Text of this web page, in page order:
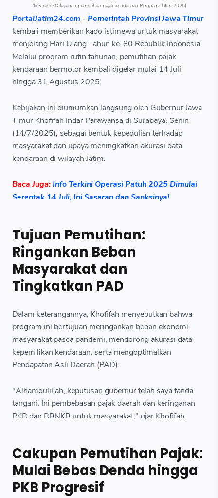
(Ilustrasi 3D layanan pemutihan pajak kendaraan Pemprov Jatim 2025)
PortalJatim24.com - Pemerintah Provinsi Jawa Timur
kembali memberikan kado istimewa untuk masyarakat
menjelang Hari Ulang Tahun ke-80 Republik Indonesia.
Melalui program rutin tahunan, pemutihan pajak
kendaraan bermotor kembali digelar mulai 14 Juli
hingga 31 Agustus 2025.
Kebijakan ini diumumkan langsung oleh Gubernur Jawa
Timur Khofifah Indar Parawansa di Surabaya, Senin
(14/7/2025), sebagai bentuk kepedulian terhadap
masyarakat dan upaya meningkatkan akurasi data
kendaraan di wilayah Jatim.
Baca Juga: Info Terkini Operasi Patuh 2025 Dimulai
Serentak 14 Juli, Ini Sasaran dan Sanksinya!
Tujuan Pemutihan:
Ringankan Beban
Masyarakat dan
Tingkatkan PAD
Dalam keterangannya, Khofifah menyebutkan bahwa
program ini bertujuan meringankan beban ekonomi
masyarakat pasca pandemi, mendorong akurasi data
kepemilikan kendaraan, serta mengoptimalkan
Pendapatan Asli Daerah (PAD).
"Alhamdulillah, keputusan gubernur telah saya tanda
tangani. Ini pembebasan pajak daerah dan keringanan
PKB dan BBNKB untuk masyarakat," ujar Khofifah.
Cakupan Pemutihan Pajak:
Mulai Bebas Denda hingga
PKB Progresif